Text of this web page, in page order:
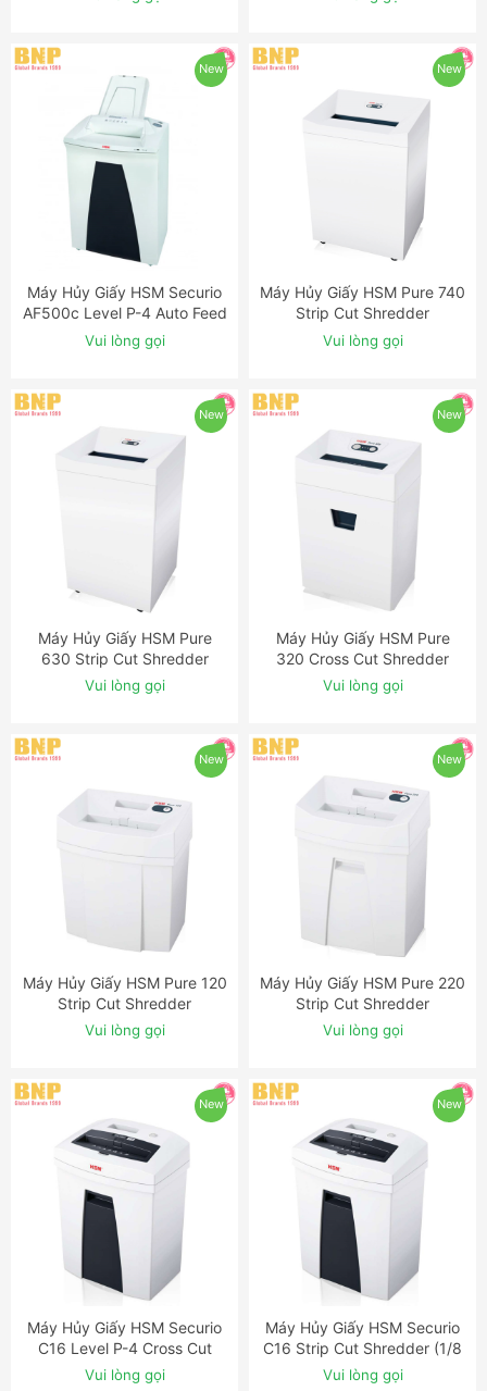
Shredder
New
ĐẶT NGAY
Máy Hủy Giấy HSM Securio
AF500c Level P-4 Auto Feed
Shredder
Vui lòng gọi
New
ĐẶT NGAY
Máy Hủy Giấy HSM Pure 740
Strip Cut Shredder
Vui lòng gọi
New
ĐẶT NGAY
Máy Hủy Giấy HSM Pure
630 Strip Cut Shredder
Vui lòng gọi
New
ĐẶT NGAY
Máy Hủy Giấy HSM Pure
320 Cross Cut Shredder
Vui lòng gọi
New
ĐẶT NGAY
Máy Hủy Giấy HSM Pure 120
Strip Cut Shredder
Vui lòng gọi
New
ĐẶT NGAY
Máy Hủy Giấy HSM Pure 220
Strip Cut Shredder
Vui lòng gọi
New
ĐẶT NGAY
Máy Hủy Giấy HSM Securio
C16 Level P-4 Cross Cut
Shredder
Vui lòng gọi
New
ĐẶT NGAY
Máy Hủy Giấy HSM Securio
C16 Strip Cut Shredder (1/8
inch)
Vui lòng gọi